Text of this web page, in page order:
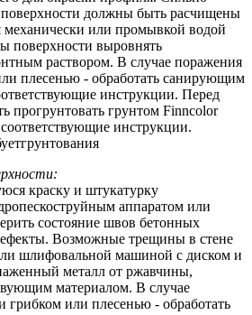
должны быть расчищены
механически или промывкой водой
поверхности выровнять
раствором. В случае поражения
плесенью - обработать санирующим
инструкции. Перед
прогрунтовать грунтом Finncolor
инструкции.
краску и штукатурку
аппаратом или
состояние швов бетонных
Возможные трещины в стене
шлифовальной машиной с диском и
металл от ржавчины,
материалом. В случае
грибком или плесенью - обработать